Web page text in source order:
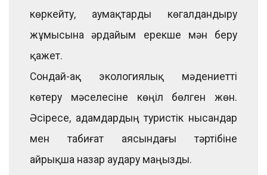
көркейту, аумақтарды көгалдандыру
жұмысына әрдайым ерекше мән беру
қажет.
Сондай-ақ экологиялық мәдениетті
көтеру мәселесіне көңіл бөлген жөн.
Әсіресе, адамдардың туристік нысандар
мен табиғат аясындағы тәртібіне
айрықша назар аудару маңызды.